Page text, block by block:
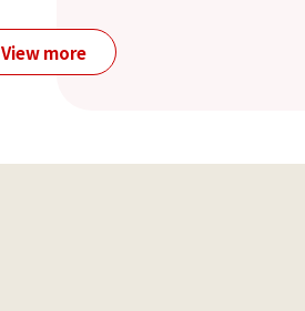
View more